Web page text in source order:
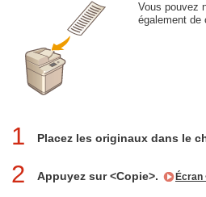
Vous pouvez
également de
1 Placez les originaux dans le
2 Appuyez sur <Copie>. Écran